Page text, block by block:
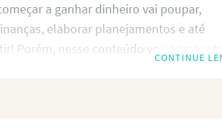
a ganhar dinheiro vai poupar,
elaborar planejamentos e até
Porém, nesse conteúdo vou apresentar
CONTINUE